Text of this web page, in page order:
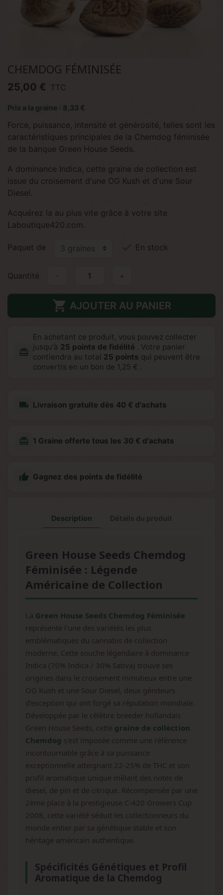
CHEMDOG FÉMINISÉE
25,00 € TTC
Prix a la graine : 8,33 €
Force, puissance, intensité et générosité, telles sont les
caractéristiques principales de la Chemdog féminisée
de la banque Green House Seeds.
A dominance Indica, cette graine de collection est
issue du croisement d'une OG Kush et d'une Sour
Diesel.
Acquérez la au plus vite grâce à votre site
Laboutique420.com.
Paquet de  En stock
Quantité +
 AJOUTER AU PANIER
redeem
En achetant ce produit, vous pouvez collecter
jusqu'à 25 points de fidélité . Votre panier
contiendra au total 25 points qui peuvent être
convertis en un bon de 1,25 € .
local_shipping Livraison gratuite dès 40 € d'achats
redeem 1 Graine offerte tous les 30 € d'achats
 Gagnez des points de fidélité
Description
Green House Seeds Chemdog
Féminisée : Légende
Américaine de Collection
La Green House Seeds Chemdog Féminisée
représente l'une des variétés les plus
emblématiques du cannabis de collection
moderne. Cette souche légendaire à dominance
Indica (70% Indica / 30% Sativa) trouve ses
origines dans le croisement minutieux entre une
OG Kush et une Sour Diesel, deux géniteurs
d'exception qui ont forgé sa réputation mondiale.
Développée par le célèbre breeder hollandais
Green House Seeds, cette graine de collection
Chemdog s'est imposée comme une référence
incontournable grâce à sa puissance
exceptionnelle atteignant 22-25% de THC et son
profil aromatique unique mêlant des notes de
diesel, de pin et de citrique. Récompensée par une
2ème place à la prestigieuse C-420 Growers Cup
2008, cette variété séduit les collectionneurs du
monde entier par sa génétique stable et son
héritage américain authentique.
Spécificités Génétiques et Profil
Aromatique de la Chemdog